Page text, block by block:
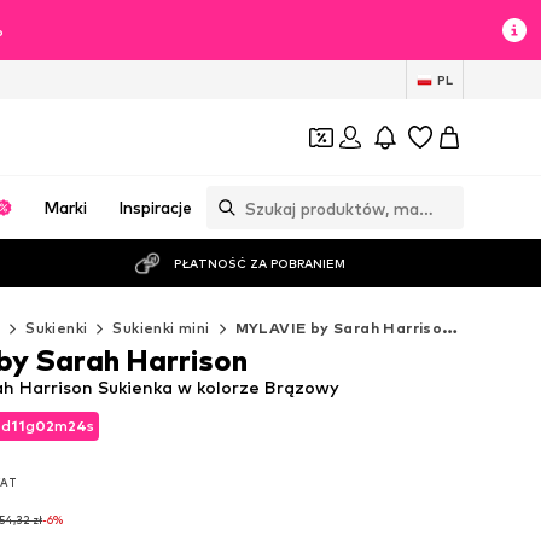
PL
Marki Inspiracje
PŁATNOŚĆ ZA POBRANIEM
Sukienki Sukienki mini MYLAVIE by Sarah Harrison Sukienki mini
d11g02m22s
zł-6%
d11g02m22s
Harrison Sukienka w kolorze Brązowy
Sarah Harrison